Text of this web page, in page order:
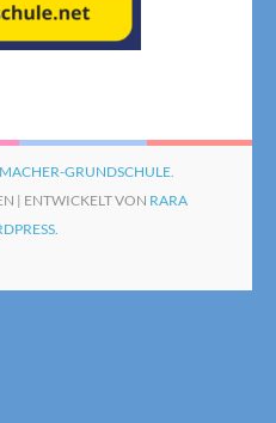
GRUNDSCHULE.
| ENTWICKELT VON RARA